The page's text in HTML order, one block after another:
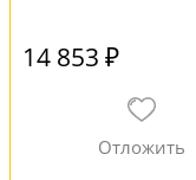
14 853 ₽